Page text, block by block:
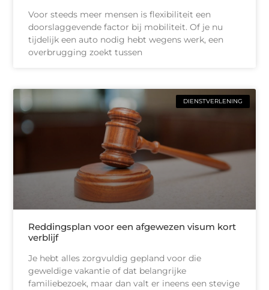
Voor steeds meer mensen is flexibiliteit een
doorslaggevende factor bij mobiliteit. Of je nu
tijdelijk een auto nodig hebt wegens werk, een
overbrugging zoekt tussen
DIENSTVERLENING
Reddingsplan voor een afgewezen visum kort
verblijf
Je hebt alles zorgvuldig gepland voor die
geweldige vakantie of dat belangrijke
familiebezoek, maar dan valt er ineens een stevige